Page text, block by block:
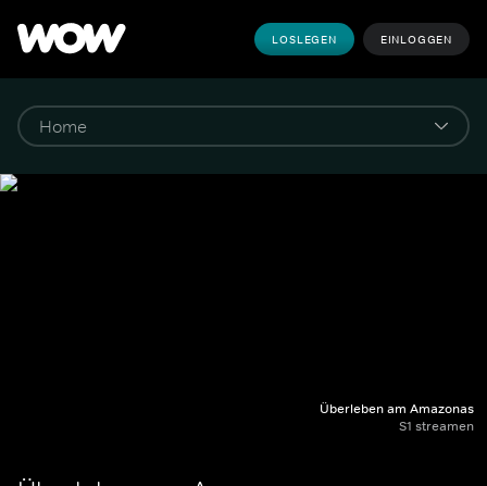
LOSLEGEN EINLOGGEN
Überleben am Amazonas
S1 streamen